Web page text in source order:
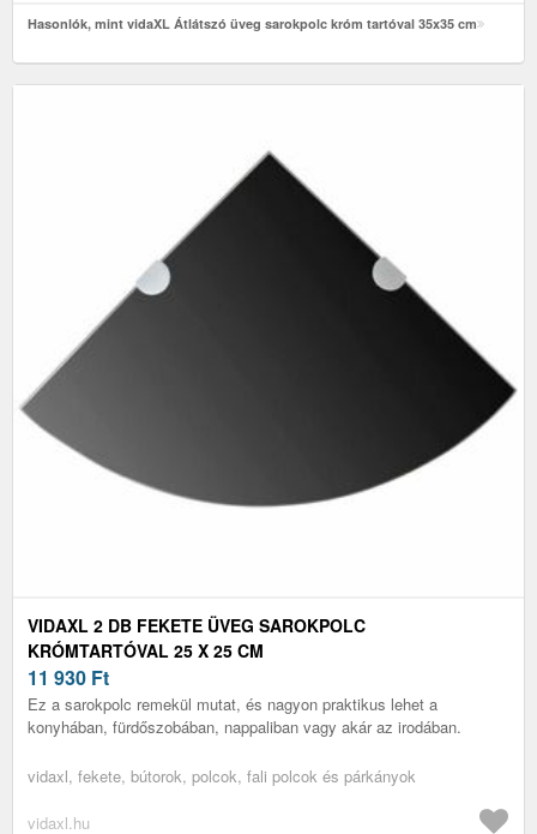
Hasonlók, mint vidaXL Átlátszó üveg sarokpolc króm tartóval 35x35 cm
VIDAXL 2 DB FEKETE ÜVEG SAROKPOLC
KRÓMTARTÓVAL 25 X 25 CM
11 930 Ft
Ez a sarokpolc remekül mutat, és nagyon praktikus lehet a
konyhában, fürdőszobában, nappaliban vagy akár az irodában.
vidaxl, fekete, bútorok, polcok, fali polcok és párkányok
vidaxl.hu